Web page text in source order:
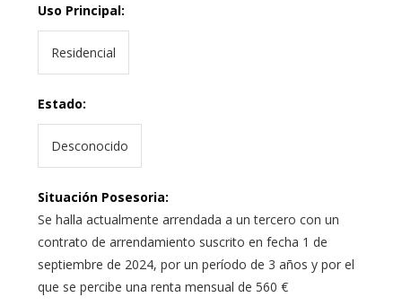
Uso Principal:
Residencial
Estado:
Desconocido
Situación Posesoria:
Se halla actualmente arrendada a un tercero con un
contrato de arrendamiento suscrito en fecha 1 de
septiembre de 2024, por un período de 3 años y por el
que se percibe una renta mensual de 560 €